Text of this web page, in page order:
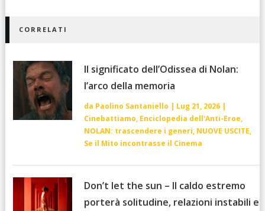
CORRELATI
Il significato dell’Odissea di Nolan:
l’arco della memoria
da Paolino Santaniello | Lug 21, 2026|
Cinebattiamo, Enciclopedia dell'Anti-Eroe,
NOLAN: trascendere i generi, NUOVE USCITE,
Se il Mito incontrasse il Cinema
Don’t let the sun – Il caldo estremo
porterà solitudine, relazioni instabili e